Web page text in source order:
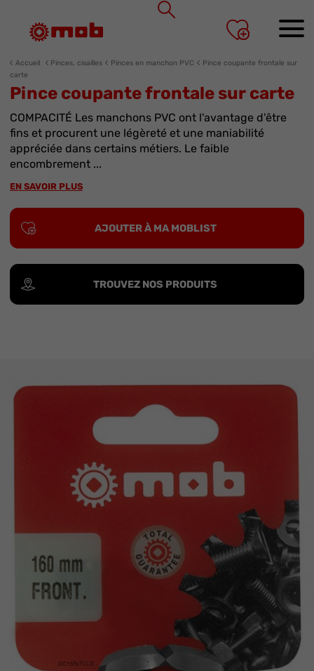
Accueil Pinces, cisailles Pinces en manchon PVC
Pince coupante frontale sur
carte
Pince coupante frontale sur carte
COMPACITÉ Les manchons PVC ont l'avantage d'être
fins et procurent une légèreté et une maniabilité
appréciée dans certains métiers. Le faible
encombrement ...
EN SAVOIR PLUS
AJOUTER À MA MOBLIST
TROUVEZ NOS PRODUITS